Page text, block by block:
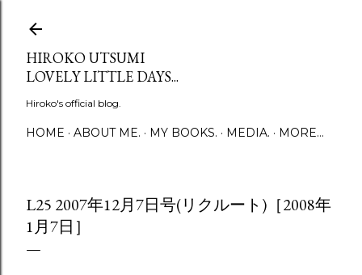
HIROKO UTSUMI
LOVELY LITTLE DAYS...
Hiroko's official blog.
HOME ABOUT ME. MY BOOKS. MEDIA. MORE…
L25 2007年12月7日号(リクルート)［2008年
1月7日］